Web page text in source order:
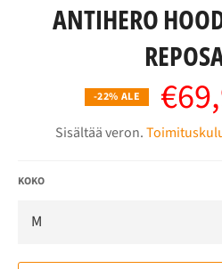
ANTIHERO
-22% ALE
Sisältää veron.
KOKO